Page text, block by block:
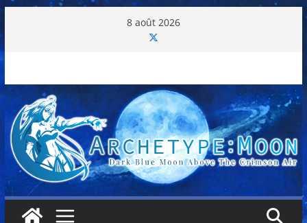
au
contenu
8 août 2026